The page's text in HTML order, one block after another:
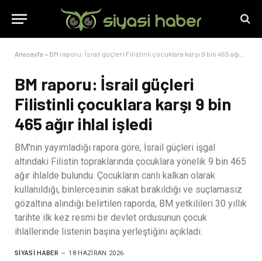
Anasayfa » BM raporu: İsrail güçleri Filistinli çocuklara karşı 9 bin 465 ağır ihlal işledi
BM raporu: İsrail güçleri
Filistinli çocuklara karşı 9 bin
465 ağır ihlal işledi
BM'nin yayımladığı rapora göre, İsrail güçleri işgal
altındaki Filistin topraklarında çocuklara yönelik 9 bin 465
ağır ihlalde bulundu. Çocukların canlı kalkan olarak
kullanıldığı, binlercesinin sakat bırakıldığı ve suçlamasız
gözaltına alındığı belirtilen raporda, BM yetkilileri 30 yıllık
tarihte ilk kez resmi bir devlet ordusunun çocuk
ihlallerinde listenin başına yerleştiğini açıkladı.
SIYASI HABER 18 HAZIRAN 2026